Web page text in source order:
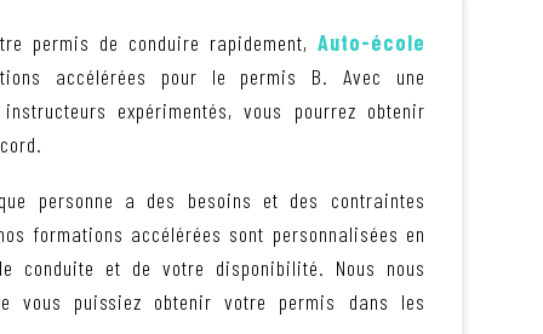
permis de conduire rapidement, Auto-école
accélérées pour le permis B. Avec une
expérimentés, vous pourrez obtenir
personne a des besoins et des contraintes
formations accélérées sont personnalisées en
conduite et de votre disponibilité. Nous nous
vous puissiez obtenir votre permis dans les